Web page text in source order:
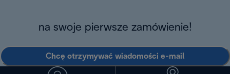
na swoje pierwsze zamówienie!
Chcę otrzymywać wiadomości e-mail